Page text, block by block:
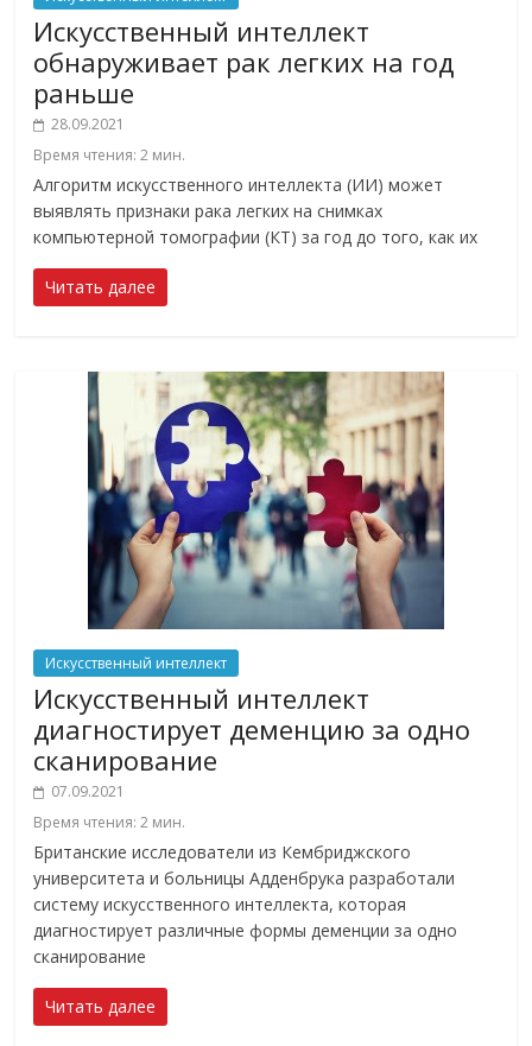
Искусственный интеллект
обнаруживает рак легких на год
раньше
28.09.2021
Время чтения:2 мин.
Алгоритм искусственного интеллекта (ИИ) может
выявлять признаки рака легких на снимках
компьютерной томографии (КТ) за год до того, как их
Читать далее
Искусственный интеллект
Искусственный интеллект
диагностирует деменцию за одно
сканирование
07.09.2021
Время чтения:2 мин.
Британские исследователи из Кембриджского
университета и больницы Адденбрука разработали
систему искусственного интеллекта, которая
диагностирует различные формы деменции за одно
сканирование
Читать далее